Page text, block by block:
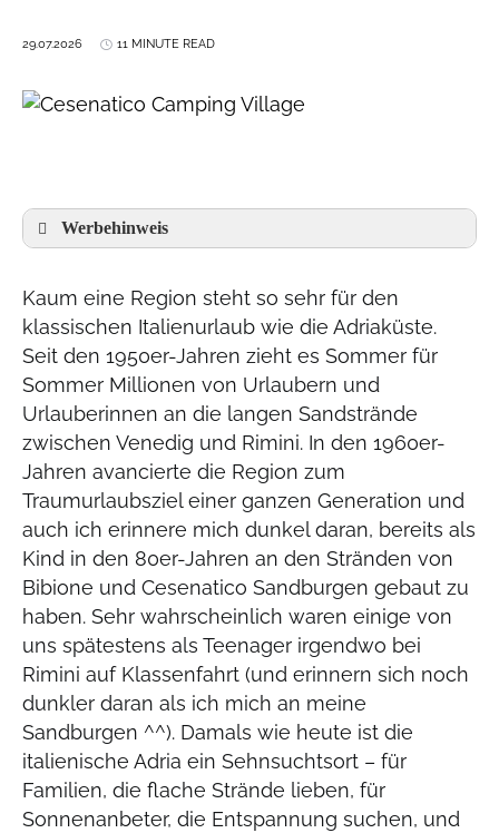
29.07.2026 11 MINUTE READ
Werbehinweis
Kaum eine Region steht so sehr für den
klassischen Italienurlaub wie die Adriaküste.
Seit den 1950er-Jahren zieht es Sommer für
Sommer Millionen von Urlaubern und
Urlauberinnen an die langen Sandstrände
zwischen Venedig und Rimini. In den 1960er-
Jahren avancierte die Region zum
Traumurlaubsziel einer ganzen Generation und
auch ich erinnere mich dunkel daran, bereits als
Kind in den 80er-Jahren an den Stränden von
Bibione und Cesenatico Sandburgen gebaut zu
haben. Sehr wahrscheinlich waren einige von
uns spätestens als Teenager irgendwo bei
Rimini auf Klassenfahrt (und erinnern sich noch
dunkler daran als ich mich an meine
Sandburgen ^^). Damals wie heute ist die
italienische Adria ein Sehnsuchtsort – für
Familien, die flache Strände lieben, für
Sonnenanbeter, die Entspannung suchen, und